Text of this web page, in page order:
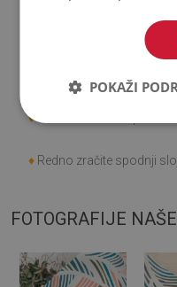
minevanja časa (npr.
♦
♦ Redno zračite spodnji
FOTOGRAFIJE
POKAŽI